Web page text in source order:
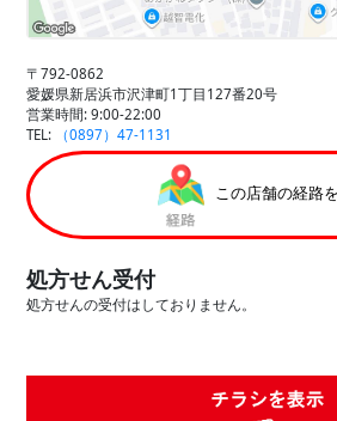
〒792-0862
愛媛県新居浜市沢津町1丁目127番20号
営業時間: 9:00-22:00
TEL:
（0897）47-1131
この店舗の経路
処方せん受付
処方せんの受付はしておりません。